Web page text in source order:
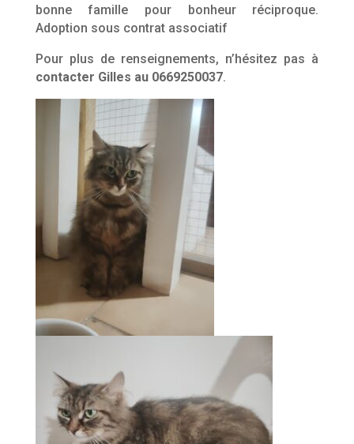
bonne famille pour bonheur réciproque.
Adoption sous contrat associatif
Pour plus de renseignements, n’hésitez pas à
contacter Gilles au 0669250037.